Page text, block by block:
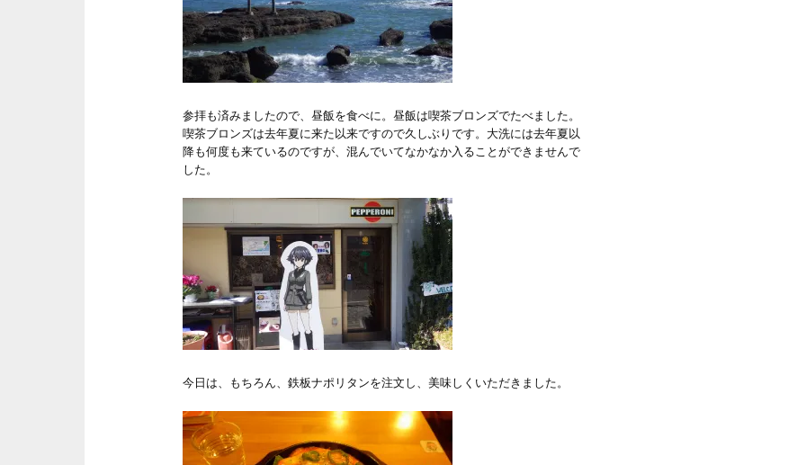
参拝も済みましたので、昼飯を食べに。昼飯は喫茶ブロンズでたべました。
喫茶ブロンズは去年夏に来た以来ですので久しぶりです。大洗には去年夏以
降も何度も来ているのですが、混んでいてなかなか入ることができませんで
した。
今日は、もちろん、鉄板ナポリタンを注文し、美味しくいただきました。